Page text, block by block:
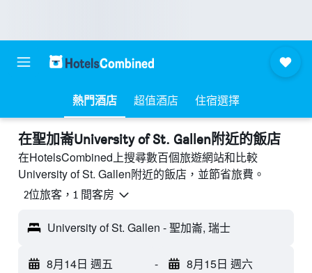
熱門酒店 超值酒店 住宿選擇
​在聖加崙University of St. Gallen附近​的飯店
在HotelsCombined上搜尋數百個旅遊網站和比較
University of St. Gallen附近的飯店，並節省旅費。
2位旅客，1 間客房
University of St. Gallen - 聖加崙, 瑞士
8月14日 週五 - 8月15日 週六